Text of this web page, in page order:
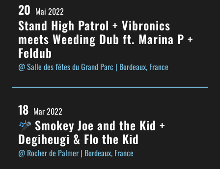
20 Mai 2022
Stand High Patrol + Vibronics
meets Weeding Dub ft. Marina P +
Feldub
@ Salle des fêtes du Grand Parc | Bordeaux, France
18 Mar 2022
Smokey Joe and the Kid +
Degiheugi & Flo the Kid
@ Rocher de Palmer | Bordeaux, France